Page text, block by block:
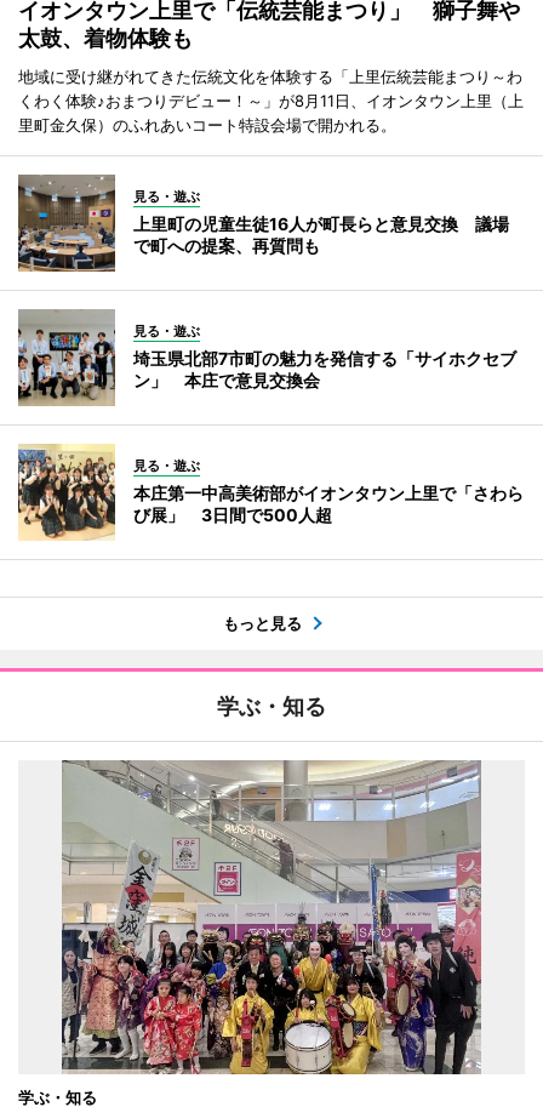
イオンタウン上里で「伝統芸能まつり」 獅子舞や
太鼓、着物体験も
地域に受け継がれてきた伝統文化を体験する「上里伝統芸能まつり～わ
くわく体験♪おまつりデビュー！～」が8月11日、イオンタウン上里（上
里町金久保）のふれあいコート特設会場で開かれる。
見る・遊ぶ
上里町の児童生徒16人が町長らと意見交換 議場
で町への提案、再質問も
見る・遊ぶ
埼玉県北部7市町の魅力を発信する「サイホクセブ
ン」 本庄で意見交換会
見る・遊ぶ
本庄第一中高美術部がイオンタウン上里で「さわら
び展」 3日間で500人超
もっと見る
学ぶ・知る
学ぶ・知る